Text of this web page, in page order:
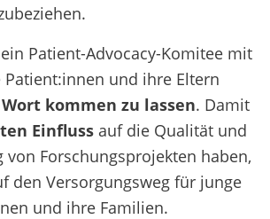
Patient-Advocacy-Komitee mit
Patient:innen und ihre Eltern
kommen zu lassen. Damit
Einfluss auf die Qualität und
von Forschungsprojekten haben,
den Versorgungsweg für junge
und ihre Familien.